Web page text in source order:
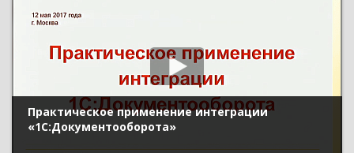
Практическое применение интеграции
«1С:Документооборота»